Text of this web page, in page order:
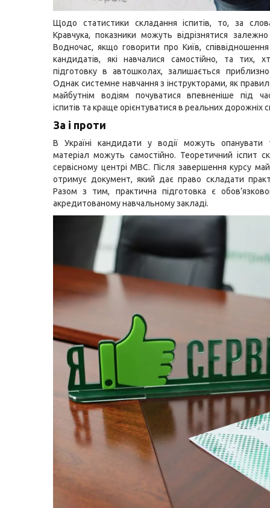
Щодо статистики складання іспитів, то, за
Кравчука, показники можуть відрізнятися залежно
Водночас, якщо говорити про Київ, співвідношення
кандидатів, які навчалися самостійно, та тих,
підготовку в автошколах, залишається
Однак системне навчання з інструкторами, як
майбутнім водіям почуватися впевненіше під
іспитів та краще орієнтуватися в реальних дорожніх
За і проти
В Україні кандидати у водії можуть опанувати
матеріал можуть самостійно. Теоретичний іспит
сервісному центрі МВС. Після завершення курсу
отримує документ, який дає право складати
Разом з тим, практична підготовка є
акредитованому навчальному закладі.